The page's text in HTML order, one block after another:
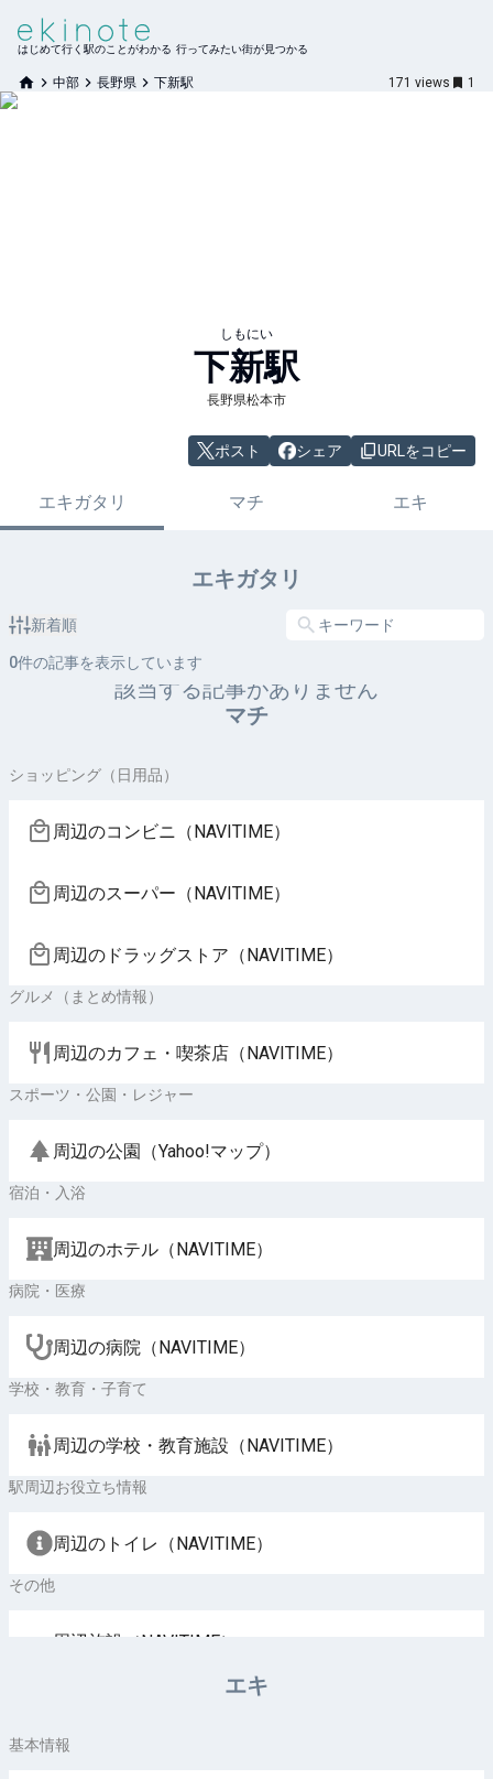
はじめて行く駅のことがわかる 行ってみたい街が見つかる
中部 長野県 下新駅 171 views 1
しもにい
下新駅
長野県松本市
ポスト シェア URLをコピー
エキガタリ マチ エキ
エキガタリ
新着順
0件の記事を表示しています
該当する記事がありません
マチ
ショッピング（日用品）
周辺のコンビニ（NAVITIME）
周辺のスーパー（NAVITIME）
周辺のドラッグストア（NAVITIME）
グルメ（まとめ情報）
周辺のカフェ・喫茶店（NAVITIME）
スポーツ・公園・レジャー
周辺の公園（Yahoo!マップ）
宿泊・入浴
周辺のホテル（NAVITIME）
病院・医療
周辺の病院（NAVITIME）
学校・教育・子育て
周辺の学校・教育施設（NAVITIME）
駅周辺お役立ち情報
周辺のトイレ（NAVITIME）
その他
周辺施設（NAVITIME）
エキ
基本情報